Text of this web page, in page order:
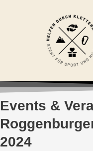
Events &
2024